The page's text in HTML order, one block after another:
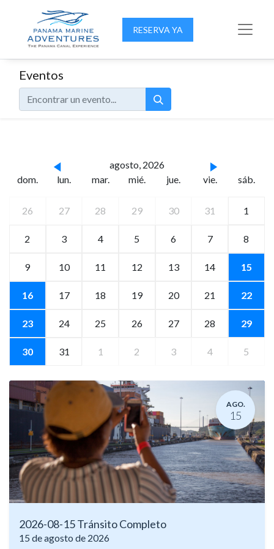
RESERVA YA
Eventos
agosto, 2026
dom.
lun. mar. mié. jue. vie. sáb.
26 27 28 29 30 31 1
2 3 4 5 6 7 8
9 10 11 12 13 14 15
16 17 18 19 20 21 22
23 24 25 26 27 28 29
30 31 1 2 3 4 5
AGO.
15
2026-08-15 Tránsito Completo
15 de agosto de 2026